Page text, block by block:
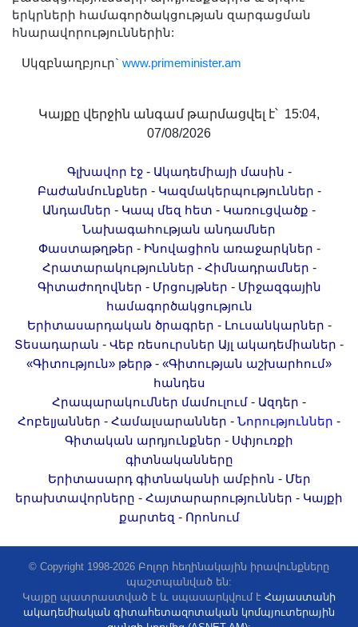
երկրների համագործակցության զարգացման
հնարավորություններին:
Սկզբնաղբյուր` www.primeminister.am
Կայքը վերջին անգամ թարմացվել է՝ 15:04,
07/08/2026
Գլխավոր էջ- Ակադեմիայի մասին -
Բաժանմունքներ - Կազմակերպություններ -
Անդամներ - Կապ մեզ հետ - Կառուցվածք -
Նախագահության անդամներ
Փաստաթղթեր - Ինովացիոն առաջարկներ -
Հրատարակություններ - Հիմնադրամներ -
Գիտաժողովներ - Մրցույթներ - Միջազգային
համագործակցություն
Երիտասարդական ծրագրեր - Լուսանկարներ -
Տեսադարան - Վեբ ռեսուրսներ Այլ ակադեմիաներ -
«Գիտություն» թերթ - «Գիտության աշխարհում»
հանդես
Հրապարակումներ մամուլում - Ազդեր -
Հոբելյաններ - Համալսարաններ - Նորություններ -
Գիտական արդյունքներ - Սփյուռքի
գիտնականները
Երիտասարդ գիտնականի ամբիոն - Մեր
երախտավորները - Հայտարարություններ - Կայքի
քարտեզ - Որոնում
© Copyright 1998-2026 Բոլոր հեղինակային իրավունքները
պաշտպանված են:
Կայքը պատրաստված է և սպասարկվում է Հայաստանի
ակադեմիական գիտահետազոտական կոմպյուտերային